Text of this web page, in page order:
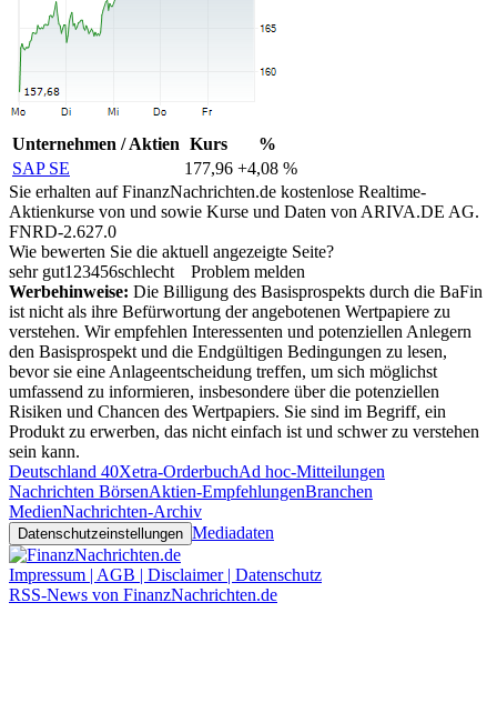
Unternehmen / Aktien Kurs
%
SAP SE
177,96 +4,08 %
Sie erhalten auf FinanzNachrichten.de kostenlose Realtime-
Aktienkurse von und sowie Kurse und Daten von ARIVA.DE AG.
FNRD-2.627.0
Wie bewerten Sie die aktuell angezeigte Seite?
sehr gut1 23456schlecht
Problem melden
Werbehinweise: Die Billigung des Basisprospekts durch die BaFin
ist nicht als ihre Befürwortung der angebotenen Wertpapiere zu
verstehen. Wir empfehlen Interessenten und potenziellen Anlegern
den Basisprospekt und die Endgültigen Bedingungen zu lesen,
bevor sie eine Anlageentscheidung treffen, um sich möglichst
umfassend zu informieren, insbesondere über die potenziellen
Risiken und Chancen des Wertpapiers. Sie sind im Begriff, ein
Produkt zu erwerben, das nicht einfach ist und schwer zu verstehen
sein kann.
Deutschland 40Xetra-OrderbuchAd hoc-Mitteilungen
Nachrichten BörsenAktien-EmpfehlungenBranchen
MedienNachrichten-Archiv
Datenschutzeinstellungen Mediadaten
Impressum | AGB | Disclaimer | Datenschutz
RSS-News von FinanzNachrichten.de